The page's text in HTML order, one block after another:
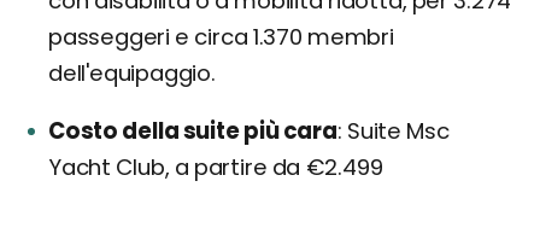
passeggeri e circa 1.370 membri
dell'equipaggio.
Costo della suite più cara Suite Msc
Yacht Club, a partire da €2.499